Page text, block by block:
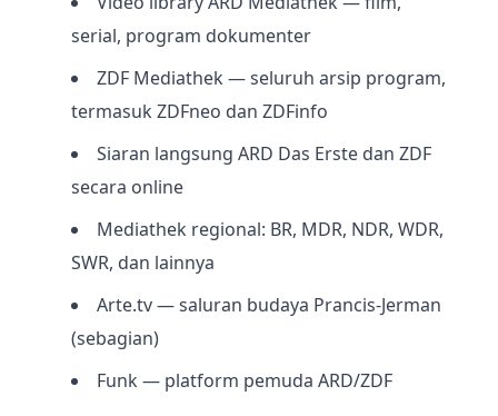
serial, program dokumenter
ZDF Mediathek — seluruh arsip program,
termasuk ZDFneo dan ZDFinfo
Siaran langsung ARD Das Erste dan ZDF
secara online
Mediathek regional: BR, MDR, NDR, WDR,
SWR, dan lainnya
Arte.tv — saluran budaya Prancis-Jerman
(sebagian)
Funk — platform pemuda ARD/ZDF